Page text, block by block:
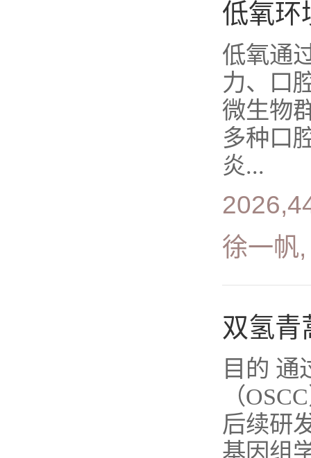
低氧环
低氧通
力、口
微生物
多种口
炎...
徐一帆
双氢青
目的
（
后续研
基因组